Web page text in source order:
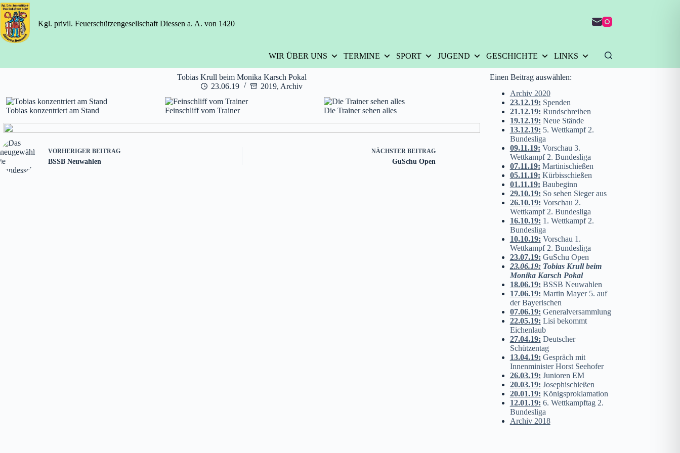
Zum
Inhalt
springen
Kgl. privil. Feuerschützengesellschaft Diessen a. A. von 1420
WIR ÜBER UNS TERMINE SPORT JUGEND GESCHICHTE LINKS
Tobias Krull beim Monika Karsch Pokal
23.06.19
2019, Archiv
Tobias konzentriert am Stand Feinschliff vom Trainer Die Trainer sehen alles
VORHERIGER BEITRAG
BSSB Neuwahlen
NÄCHSTER BEITRAG
GuSchu Open
Einen Beitrag auswählen:
Archiv 2020
23.12.19: Spenden
21.12.19: Rundschreiben
19.12.19: Neue Stände
13.12.19: 5. Wettkampf 2.
Bundesliga
09.11.19: Vorschau 3.
Wettkampf 2. Bundesliga
07.11.19: Martinischießen
05.11.19: Kürbisschießen
01.11.19: Baubeginn
29.10.19: So sehen Sieger aus
26.10.19: Vorschau 2.
Wettkampf 2. Bundesliga
16.10.19: 1. Wettkampf 2.
Bundesliga
10.10.19: Vorschau 1.
Wettkampf 2. Bundesliga
23.07.19: GuSchu Open
23.06.19: Tobias Krull beim
Monika Karsch Pokal
18.06.19: BSSB Neuwahlen
17.06.19: Martin Mayer 5. auf
der Bayerischen
07.06.19: Generalversammlung
22.05.19: Lisi bekommt
Eichenlaub
27.04.19: Deutscher
Schützentag
13.04.19: Gespräch mit
Innenminister Horst Seehofer
26.03.19: Junioren EM
20.03.19: Josephischießen
20.01.19: Königsproklamation
12.01.19: 6. Wettkampftag 2.
Bundesliga
Archiv 2018